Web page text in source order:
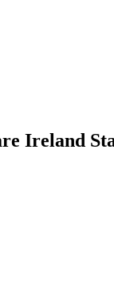
Ireland